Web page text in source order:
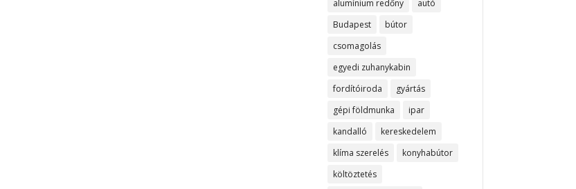
alumínium redőny
autó
Budapest
bútor
csomagolás
egyedi zuhanykabin
fordítóiroda
gyártás
gépi földmunka
ipar
kandalló
kereskedelem
klíma szerelés
konyhabútor
költöztetés